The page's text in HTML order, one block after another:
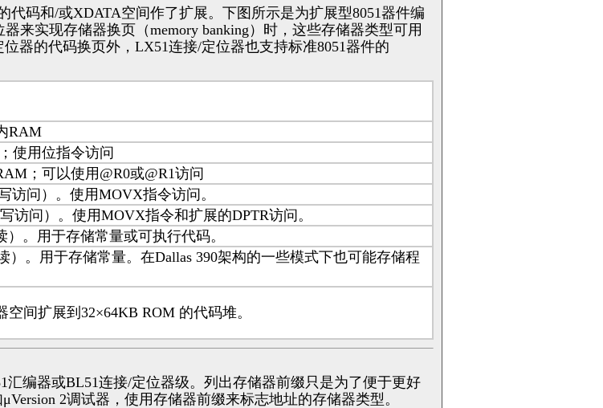
代码和/或XDATA空间作了扩展。下图所示是为扩展型8051器件编
来实现存储器换页（memory banking）时，这些存储器类型可用
器的代码换页外，LX51连接/定位器也支持标准8051器件的
RAM
使用位指令访问
；可以使用@R0或@R1访问
访问）。使用MOVX指令访问。
访问）。使用MOVX指令和扩展的DPTR访问。
）。用于存储常量或可执行代码。
）。用于存储常量。在Dallas 390架构的一些模式下也可能存储程
空间扩展到32×64KB ROM 的代码堆。
编器或BL51连接/定位器级。列出存储器前缀只是为了便于更好
2调试器，使用存储器前缀来标志地址的存储器类型。